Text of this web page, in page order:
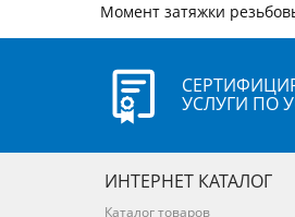
Момент затяжки
УСЛУГИ ПО
ИНТЕРНЕТ КАТАЛОГ
Каталог товаров